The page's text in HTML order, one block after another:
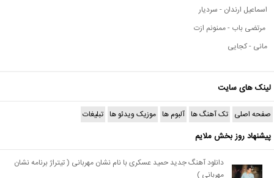
اسماعیل ارندان - سردیار
مرتضی باب - ممنونم ازت
مانی - کجایی
لینک های سایت
صفحه اصلی تک آهنگ ها آلبوم ها موزیک ویدئو ها تبلیغات
پیشنهاد روز بخش ملایم
دانلود آهنگ جدید حمید عسکری با نام نشان مهربانی ( تیتراژ برنامه نشان
مهربانی )